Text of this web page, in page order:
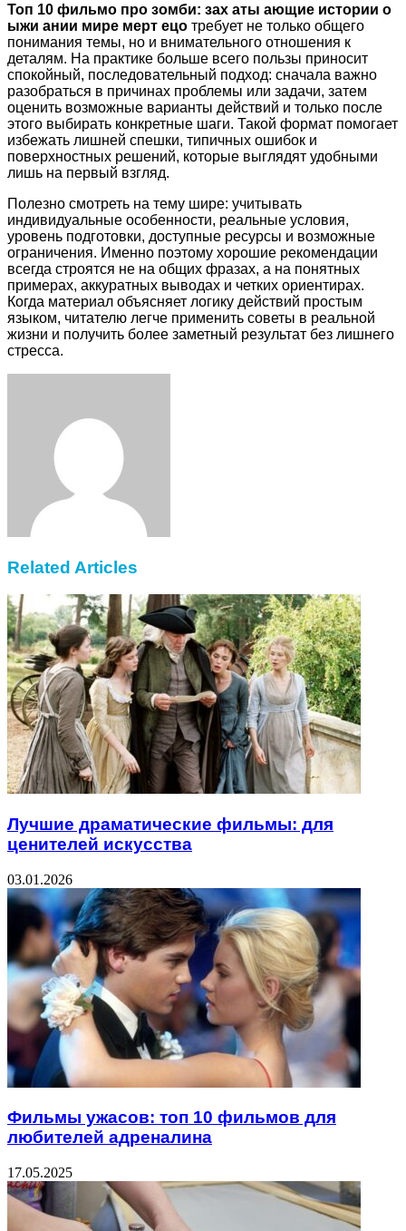
Топ 10 фильмо про зомби: зах аты ающие истории о
ыжи ании мире мерт ецо требует не только общего
понимания темы, но и внимательного отношения к
деталям. На практике больше всего пользы приносит
спокойный, последовательный подход: сначала важно
разобраться в причинах проблемы или задачи, затем
оценить возможные варианты действий и только после
этого выбирать конкретные шаги. Такой формат помогает
избежать лишней спешки, типичных ошибок и
поверхностных решений, которые выглядят удобными
лишь на первый взгляд.
Полезно смотреть на тему шире: учитывать
индивидуальные особенности, реальные условия,
уровень подготовки, доступные ресурсы и возможные
ограничения. Именно поэтому хорошие рекомендации
всегда строятся не на общих фразах, а на понятных
примерах, аккуратных выводах и четких ориентирах.
Когда материал объясняет логику действий простым
языком, читателю легче применить советы в реальной
жизни и получить более заметный результат без лишнего
стресса.
Related Articles
Лучшие драматические фильмы: для
ценителей искусства
03.01.2026
Фильмы ужасов: топ 10 фильмов для
любителей адреналина
17.05.2025